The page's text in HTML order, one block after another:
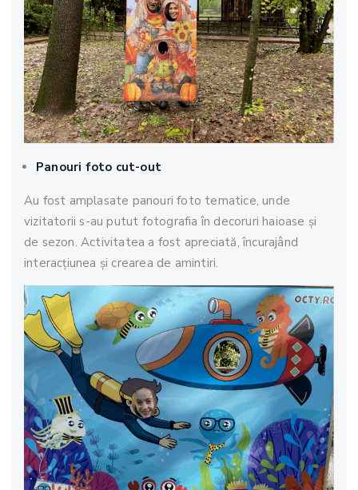
Panouri foto cut-out
Au fost amplasate panouri foto tematice, unde
vizitatorii s-au putut fotografia în decoruri haioase și
de sezon. Activitatea a fost apreciată, încurajând
interacțiunea și crearea de amintiri.